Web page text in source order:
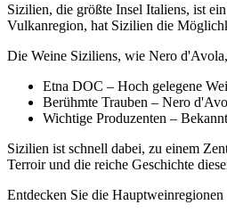
Sizilien, die größte Insel Italiens, ist
Vulkanregion, hat Sizilien die
Die Weine Siziliens, wie Nero
Etna DOC – Hoch gelegene
Berühmte Trauben – Nero
Wichtige Produzenten –
Sizilien ist schnell dabei, zu einem
Terroir und die reiche Geschichte
Entdecken Sie die